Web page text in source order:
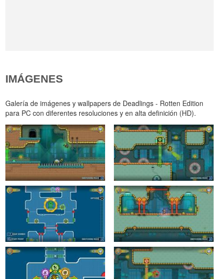
IMÁGENES
Galería de imágenes y wallpapers de Deadlings - Rotten Edition
para PC con diferentes resoluciones y en alta definición (HD).